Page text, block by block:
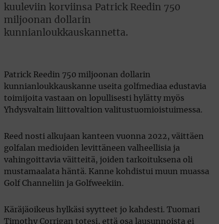
kuuleviin korviinsa Patrick Reedin 750
miljoonan dollarin
kunnianloukkauskannetta.
Patrick Reedin 750 miljoonan dollarin
kunnianloukkauskanne useita golfmediaa edustavia
toimijoita vastaan on lopullisesti hylätty myös
Yhdysvaltain liittovaltion valitustuomioistuimessa.
Reed nosti alkujaan kanteen vuonna 2022, väittäen
golfalan medioiden levittäneen valheellisia ja
vahingoittavia väitteitä, joiden tarkoituksena oli
mustamaalata häntä. Kanne kohdistui muun muassa
Golf Channeliin ja Golfweekiin.
Käräjäoikeus hylkäsi syytteet jo kahdesti. Tuomari
Timothy Corrigan totesi, että osa lausunnoista ei